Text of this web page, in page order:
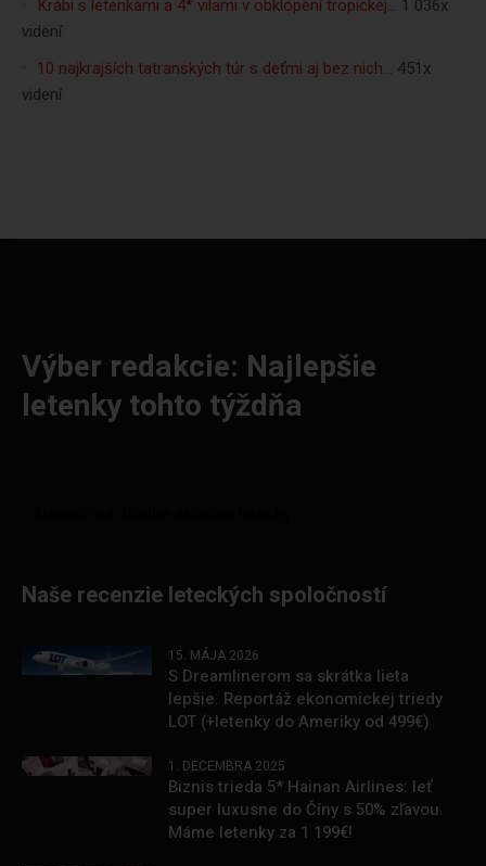
Krabi s letenkami a 4* vilami v obklopení tropickej… 1 036x
videní
10 najkrajších tatranských túr s deťmi aj bez nich… 451x
videní
Výber redakcie: Najlepšie
letenky tohto týždňa
Naše recenzie leteckých spoločností
15. MÁJA 2026
S Dreamlinerom sa skrátka lieta
lepšie. Reportáž ekonomickej triedy
LOT (+letenky do Ameriky od 499€)
1. DECEMBRA 2025
Biznis trieda 5* Hainan Airlines: leť
super luxusne do Číny s 50% zľavou.
Máme letenky za 1 199€!